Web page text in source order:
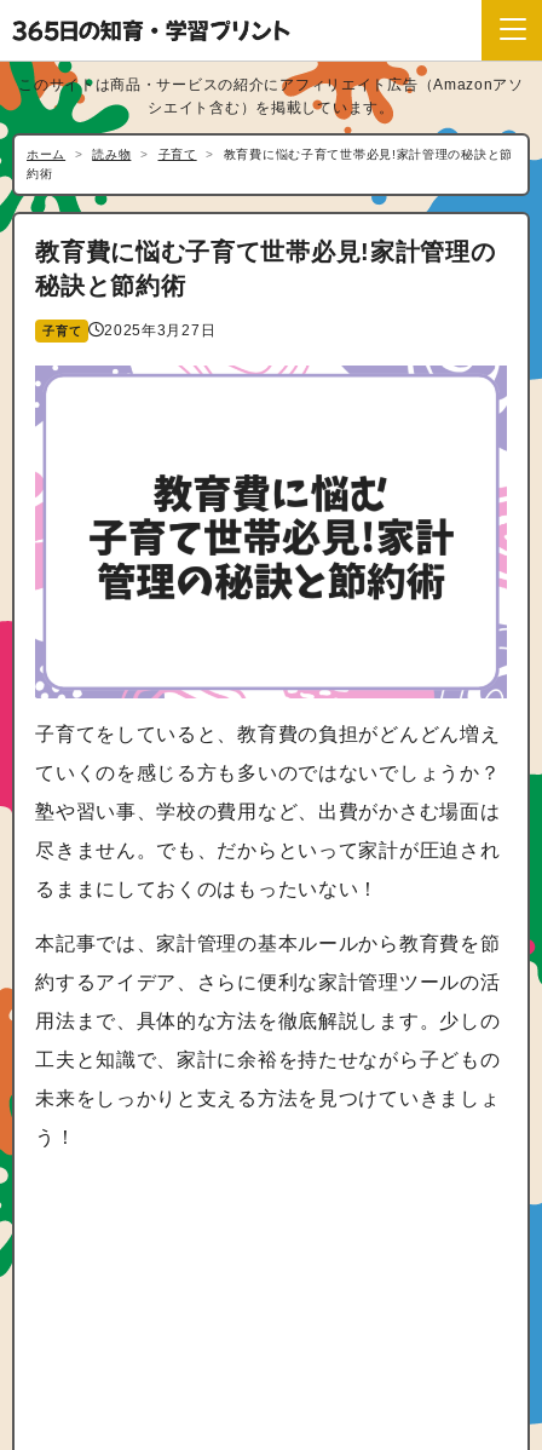
このサイトは商品・サービスの紹介にアフィリエイト広告（Amazonアソ
シエイト含む）を掲載しています。
ホーム 読み物 子育て
教育費に悩む子育て世帯必見!家計管理の秘訣と節
約術
教育費に悩む子育て世帯必見!家計管理の
秘訣と節約術
子育て 2025年3月27日
子育てをしていると、教育費の負担がどんどん増え
ていくのを感じる方も多いのではないでしょうか？
塾や習い事、学校の費用など、出費がかさむ場面は
尽きません。でも、だからといって家計が圧迫され
るままにしておくのはもったいない！
本記事では、家計管理の基本ルールから教育費を節
約するアイデア、さらに便利な家計管理ツールの活
用法まで、具体的な方法を徹底解説します。少しの
工夫と知識で、家計に余裕を持たせながら子どもの
未来をしっかりと支える方法を見つけていきましょ
う！